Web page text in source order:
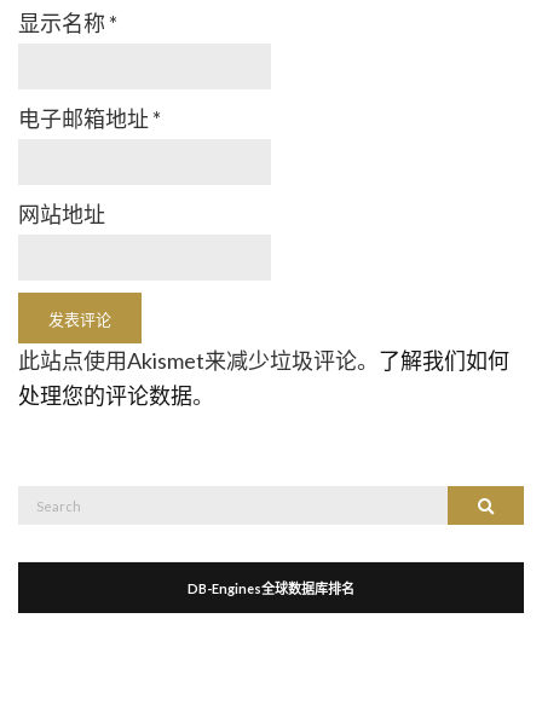
显示名称 *
电子邮箱地址 *
网站地址
此站点使用Akismet来减少垃圾评论。 了解我们如何
处理您的评论数据。
Search
DB-Engines全球数据库排名